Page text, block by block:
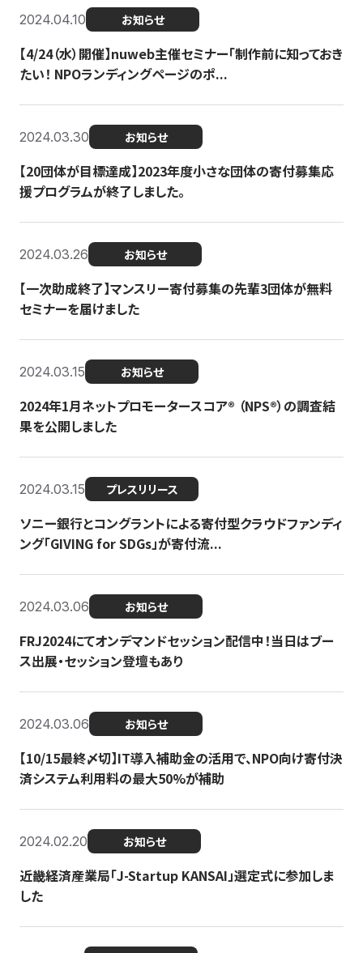
2024.04.10 お知らせ
【4/24（水）開催】nuweb主催セミナー「制作前に知っておき
たい！ NPOランディングページのポ...
2024.03.30 お知らせ
【20団体が目標達成】2023年度小さな団体の寄付募集応
援プログラムが終了しました。
2024.03.26 お知らせ
【一次助成終了】マンスリー寄付募集の先輩3団体が無料
セミナーを届けました
2024.03.15 お知らせ
2024年1月ネットプロモータースコア®︎ （NPS®︎）の調査結
果を公開しました
2024.03.15 プレスリリース
ソニー銀行とコングラントによる寄付型クラウドファンディ
ング「GIVING for SDGs」が寄付流...
2024.03.06 お知らせ
FRJ2024にてオンデマンドセッション配信中！当日はブー
ス出展・セッション登壇もあり
2024.03.06 お知らせ
【10/15最終〆切】IT導入補助金の活用で、NPO向け寄付決
済システム利用料の最大50%が補助
2024.02.20 お知らせ
近畿経済産業局「J-Startup KANSAI」選定式に参加しま
した